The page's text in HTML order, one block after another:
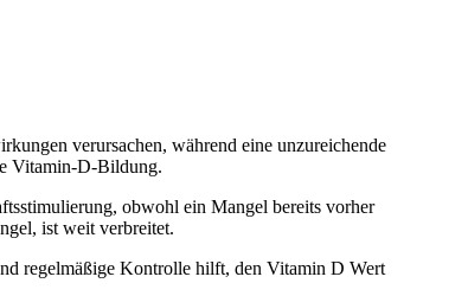
verursachen, während eine unzureichende
Vitamin-D-Bildung.
obwohl ein Mangel bereits vorher
ist weit verbreitet.
regelmäßige Kontrolle hilft, den Vitamin D Wert